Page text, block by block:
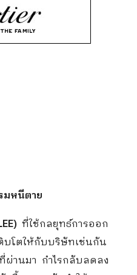
มหนีตาย
ที่ใช้กลยุทธ์การออก
บโตให้กับบริษัทเช่นกัน
ผ่านมา กำไรกลับลดลง